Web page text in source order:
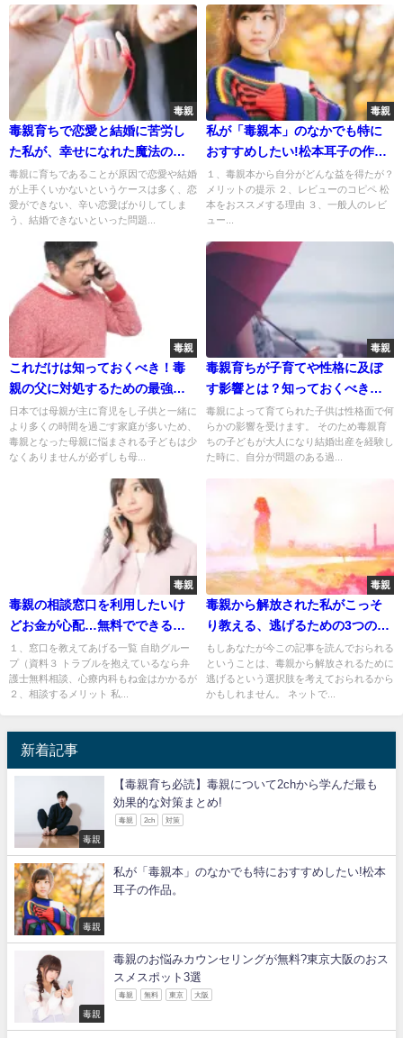
毒親
毒親育ちで恋愛と結婚に苦労し
た私が、幸せになれた魔法の方
法
毒親に育ちであることが原因で恋愛や結婚
が上手くいかないというケースは多く、恋
愛ができない、辛い恋愛ばかりしてしま
う、結婚できないといった問題...
毒親
私が「毒親本」のなかでも特に
おすすめしたい!松本耳子の作
品。
１、毒親本から自分がどんな益を得たが？
メリットの提示 ２、レビューのコピペ 松
本をおススメする理由 ３、一般人のレビ
ュー...
毒親
これだけは知っておくべき！毒
親の父に対処するための最強の
方法！
日本では母親が主に育児をし子供と一緒に
より多くの時間を過ごす家庭が多いため、
毒親となった母親に悩まされる子どもは少
なくありませんが必ずしも母...
毒親
毒親育ちが子育てや性格に及ぼ
す影響とは？知っておくべき真
実！
毒親によって育てられた子供は性格面で何
らかの影響を受けます。 そのため毒親育
ちの子どもが大人になり結婚出産を経験し
た時に、自分が問題のある過...
毒親
毒親の相談窓口を利用したいけ
どお金が心配…無料でできるっ
て本当?
１、窓口を教えてあげる一覧 自助グルー
プ（資料３ トラブルを抱えているなら弁
護士無料相談、心療内科もね金はかかるが
２、相談するメリット 私...
毒親
毒親から解放された私がこっそ
り教える、逃げるための3つの方
法とは?
もしあなたが今この記事を読んでおられる
ということは、毒親から解放されるために
逃げるという選択肢を考えておられるから
かもしれません。 ネットで...
新着記事
毒親
【毒親育ち必読】毒親について2chから学んだ最も
効果的な対策まとめ!
毒親 2ch 対策
毒親
私が「毒親本」のなかでも特におすすめしたい!松本
耳子の作品。
毒親
毒親のお悩みカウンセリングが無料?東京大阪のおス
スメスポット3選
毒親 無料 東京 大阪